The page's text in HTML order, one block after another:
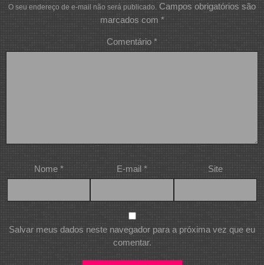
O seu endereço de e-mail não será publicado. Campos obrigatórios são
marcados com *
Comentário *
Nome * E-mail * Site
Salvar meus dados neste navegador para a próxima vez que eu
comentar.